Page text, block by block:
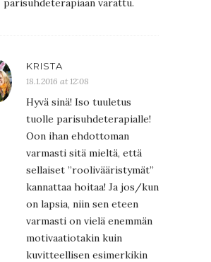
parisuhdeterapiaan varattu.
KRISTA
18.1.2016 at 12:08
Hyvä sinä! Iso tuuletus
tuolle parisuhdeterapialle!
Oon ihan ehdottoman
varmasti sitä mieltä, että
sellaiset ”roolivääristymät”
kannattaa hoitaa! Ja jos/kun
on lapsia, niin sen eteen
varmasti on vielä enemmän
motivaatiotakin kuin
kuvitteellisen esimerkikin